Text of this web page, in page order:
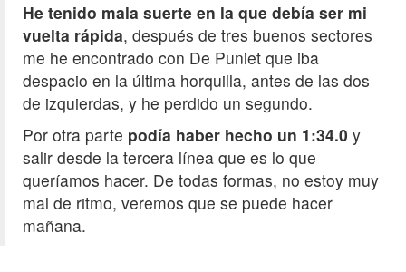
He tenido mala suerte en la que debía ser mi
vuelta rápida, después de tres buenos sectores
me he encontrado con De Puniet que iba
despacio en la última horquilla, antes de las dos
de izquierdas, y he perdido un segundo.
Por otra parte podía haber hecho un 1:34.0 y
salir desde la tercera línea que es lo que
queríamos hacer. De todas formas, no estoy muy
mal de ritmo, veremos que se puede hacer
mañana.